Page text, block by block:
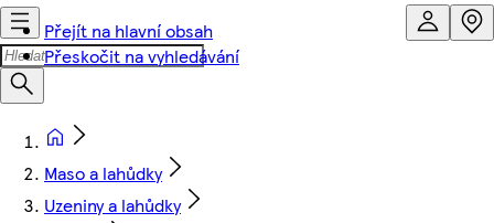
Přejít na hlavní obsah
Přeskočit na vyhledávání
Maso a lahůdky
Uzeniny a lahůdky